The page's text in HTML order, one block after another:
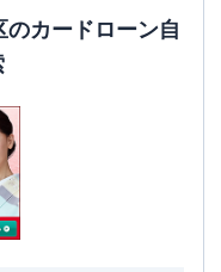
カードローン自